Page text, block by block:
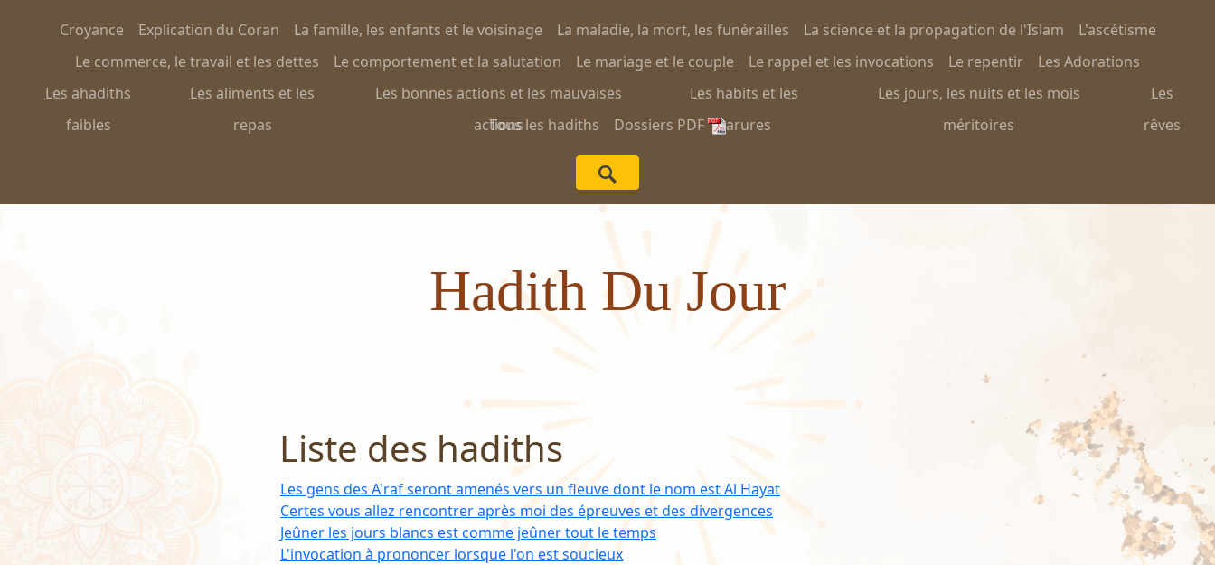
Croyance Explication du Coran La famille, les enfants et le voisinage La maladie, la mort, les funérailles La science et la propagation de l'Islam
L'ascétisme
Le commerce, le travail et les dettes
Le comportement et la salutation Le mariage et le couple Le rappel et les invocations Le repentir
Les Adorations
Les ahadiths
faibles
Les aliments et les
repas
Les bonnes actions et les mauvaises
actions
Les habits et les
parures
Les jours, les nuits et les mois
méritoires
Les
rêves
Tous les hadiths Dossiers PDF
Hadith Du Jour
Liste des hadiths
Les gens des A'raf seront amenés vers un fleuve dont le nom est Al Hayat
Certes vous allez rencontrer après moi des épreuves et des divergences
Jeûner les jours blancs est comme jeûner tout le temps
L'invocation à prononcer lorsque l'on est soucieux